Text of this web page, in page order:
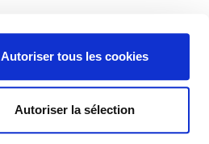
Autoriser tous les cookies
Autoriser la sélection